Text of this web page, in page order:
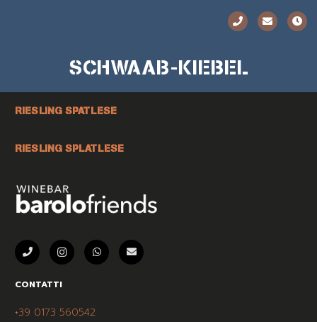
SCHWAAB-KIEBEL
RIESLING SPATLESE
RIESLING SPLATLESE
CONTATTI
+39 0173 560542